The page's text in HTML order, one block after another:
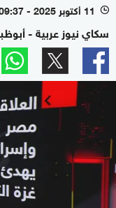
l 11 أكتوبر 2025 - 09:37 بتوقيت أبوظبي
سكاي نيوز عربية -